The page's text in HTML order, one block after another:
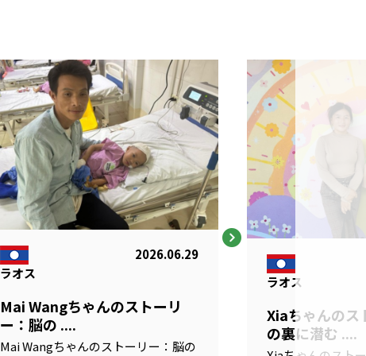
ラオス
2026.06.29
Mai Wangちゃんのストーリ
ー：脳の ....
Mai Wangちゃんのストーリー：脳の
ラオス
Xiaちゃんのス
の裏に潜む ....